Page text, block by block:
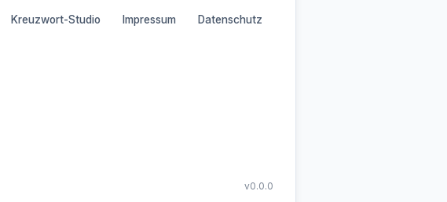
Kreuzwort-Studio Impressum Datenschutz
v0.0.0